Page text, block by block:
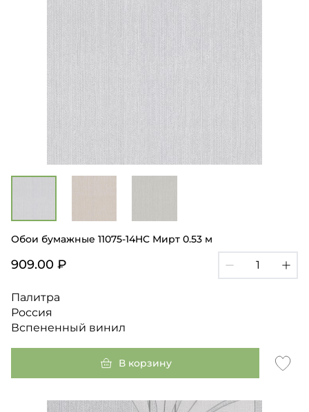
Обои бумажные 11075-14HC Мирт 0.53 м
909.00 ₽
Палитра
Россия
Вспененный винил
В корзину